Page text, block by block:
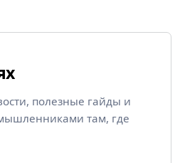
полезные гайды и
там, где